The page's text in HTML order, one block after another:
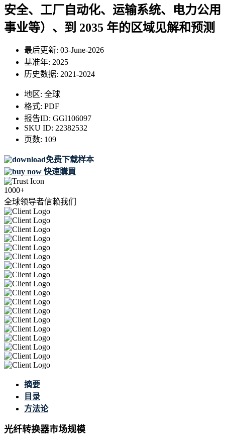
安全、工厂自动化、运输系统、电力公用
事业等）、到 2035 年的区域见解和预测
最后更新: 03-June-2026
基准年: 2025
历史数据: 2021-2024
地区: 全球
格式: PDF
报告ID: GGI106097
SKU ID: 22382532
页数: 109
免费下载样本
快速購買
1000+
全球领导者信赖我们
摘要
目录
方法论
光纤转换器市场规模